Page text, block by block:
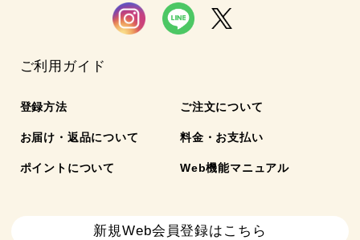
ご利用ガイド
登録方法 ご注文について
お届け・返品について 料金・お支払い
ポイントについて Web機能マニュアル
新規Web会員登録はこちら